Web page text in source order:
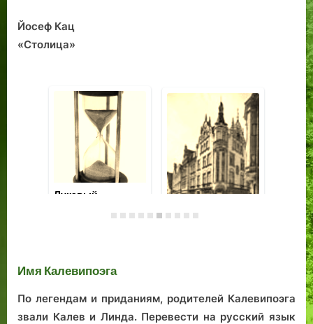
Йосеф Кац
«Столица»
Памятник Яану
Туннель под
Ревельским
Имя Калевипоэга
По легендам и приданиям, родителей Калевипоэга
звали Калев и Линда. Перевести на русский язык